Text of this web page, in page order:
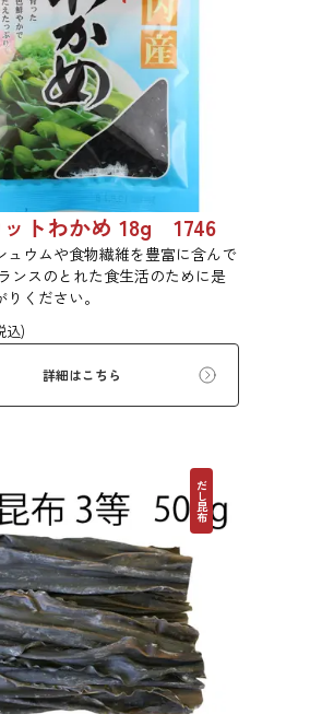
トわかめ 18g 1746
ュウムや食物繊維を豊富に含んで
ンスのとれた食生活のために是
ください。
込)
詳細はこちら
だし昆布